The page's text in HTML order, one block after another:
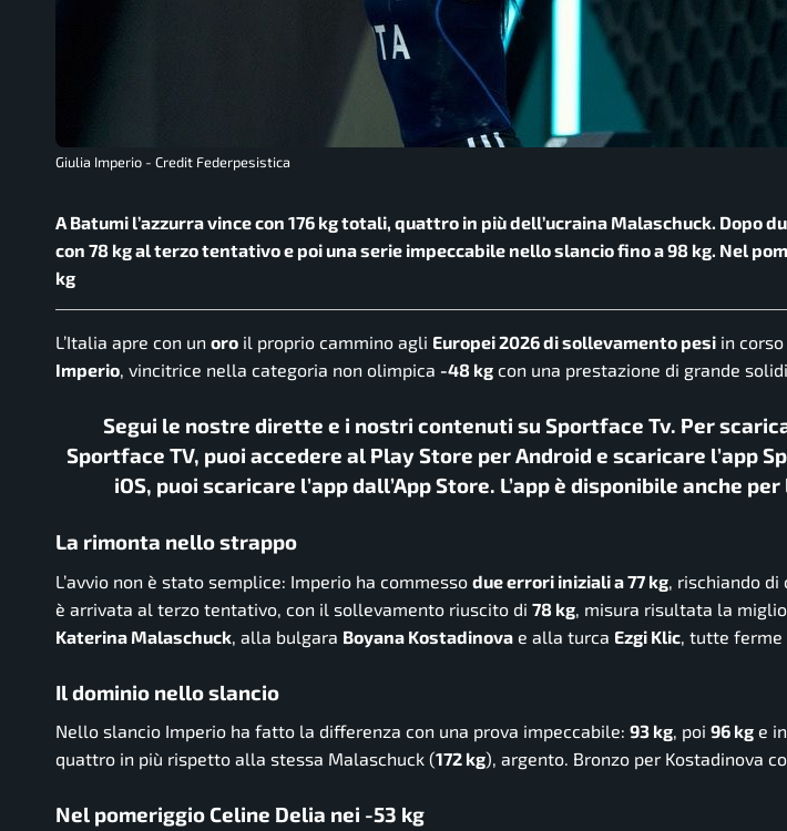
Giulia Imperio - Credit Federpesistica
A Batumi l’azzurra vince con 176 kg totali, quattro in più dell’ucraina Malaschuck. Dopo
con 78 kg al terzo tentativo e poi una serie impeccabile nello slancio fino a 98 kg. Nel
kg
L’Italia apre con un oro il proprio cammino agli Europei 2026 di sollevamento pesi in corso
Imperio, vincitrice nella categoria non olimpica -48 kg con una prestazione di grande
Segui le nostre dirette e i nostri contenuti su Sportface Tv. Per
Sportface TV, puoi accedere al Play Store per Android e scaricare l’app
iOS, puoi scaricare l’app dall’App Store. L’app è disponibile anche per
La rimonta nello strappo
L’avvio non è stato semplice: Imperio ha commesso due errori iniziali a 77 kg , rischiando
è arrivata al terzo tentativo, con il sollevamento riuscito di 78 kg , misura risultata la
Katerina Malaschuck , alla bulgara Boyana Kostadinova e alla turca Ezgi Klic , tutte ferme
Il dominio nello slancio
Nello slancio Imperio ha fatto la differenza con una prova impeccabile: 93 kg, poi 96 kg e
quattro in più rispetto alla stessa Malaschuck (172 kg), argento. Bronzo per Kostadinova
Nel pomeriggio Celine Delia nei -53 kg